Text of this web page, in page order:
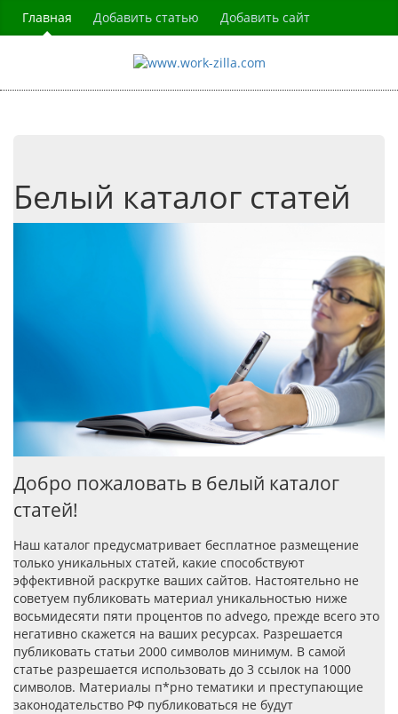
Главная Добавить статью Добавить сайт
Белый каталог статей
Добро пожаловать в белый каталог
статей!
Наш каталог предусматривает бесплатное размещение
только уникальных статей, какие способствуют
эффективной раскрутке ваших сайтов. Настоятельно не
советуем публиковать материал уникальностью ниже
восьмидесяти пяти процентов по advego, прежде всего это
негативно скажется на ваших ресурсах. Разрешается
публиковать статьи 2000 символов минимум. В самой
статье разрешается использовать до 3 ссылок на 1000
символов. Материалы п*рно тематики и преступающие
законодательство РФ публиковаться не будут